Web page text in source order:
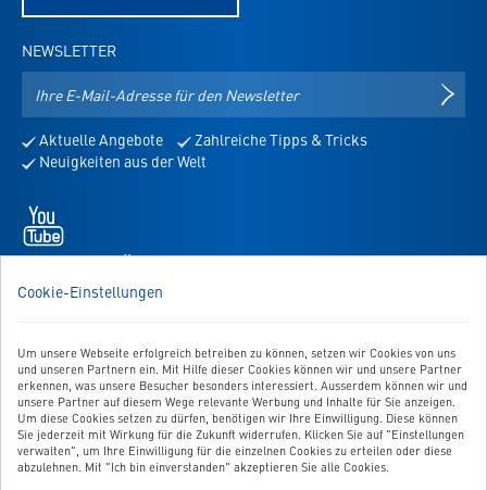
Cookie-Einstellungen
Um unsere Webseite erfolgreich betreiben zu können, setzen wir Cookies von uns
und unseren Partnern ein. Mit Hilfe dieser Cookies können wir und unsere Partner
erkennen, was unsere Besucher besonders interessiert. Ausserdem können wir und
unsere Partner auf diesem Wege relevante Werbung und Inhalte für Sie anzeigen.
Um diese Cookies setzen zu dürfen, benötigen wir Ihre Einwilligung. Diese können
Sie jederzeit mit Wirkung für die Zukunft widerrufen. Klicken Sie auf "Einstellungen
verwalten", um Ihre Einwilligung für die einzelnen Cookies zu erteilen oder diese
abzulehnen. Mit "Ich bin einverstanden" akzeptieren Sie alle Cookies.
NEWSLETTER
Mail-
für
den
Aktuelle Angebote
Zahlreiche Tipps & Tricks
Neuigkeiten aus der Welt
öffnet
neuem
WIR SIND FÜR SIE DA!
Sie haben Fragen, Anregungen oder Ähnliches? Dann schreiben
Zum Kontaktformular
BESTELLUNG WIDERRUFEN
UNSER SERVICE